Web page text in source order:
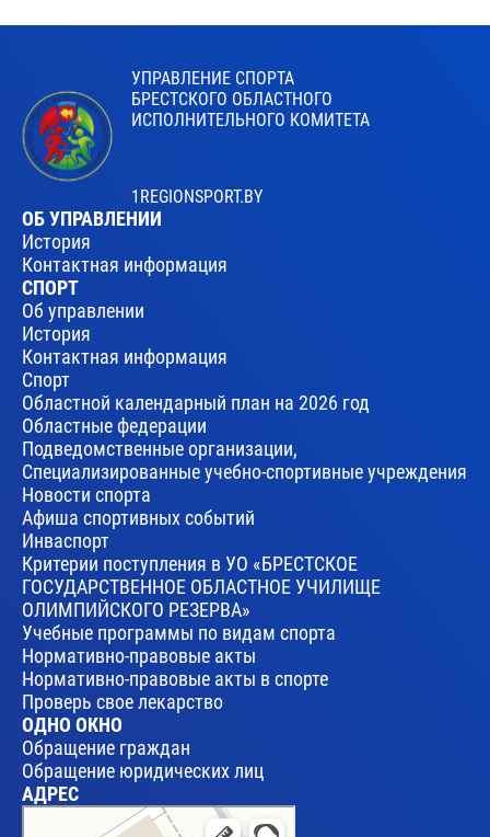
УПРАВЛЕНИЕ СПОРТА
БРЕСТСКОГО ОБЛАСТНОГО
ИСПОЛНИТЕЛЬНОГО КОМИТЕТА
1REGIONSPORT.BY
ОБ УПРАВЛЕНИИ
История
Контактная информация
СПОРТ
Об управлении
История
Контактная информация
Спорт
Областной календарный план на 2026 год
Областные федерации
Подведомственные организации,
Специализированные учебно-спортивные учреждения
Новости спорта
Афиша спортивных событий
Инваспорт
Критерии поступления в УО «БРЕСТСКОЕ
ГОСУДАРСТВЕННОЕ ОБЛАСТНОЕ УЧИЛИЩЕ
ОЛИМПИЙСКОГО РЕЗЕРВА»
Учебные программы по видам спорта
Нормативно-правовые акты
Нормативно-правовые акты в спорте
Проверь свое лекарство
ОДНО ОКНО
Обращение граждан
Обращение юридических лиц
АДРЕС
Брест
Улица Леваневского, 17 — Яндекс Карты